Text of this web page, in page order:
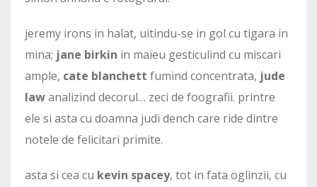
jeremy irons in halat, uitindu-se in gol cu tigara in
mina; jane birkin in maieu gesticulind cu miscari
ample, cate blanchett fumind concentrata, jude
lawanalizind decorul… zeci de foografii. printre
ele si asta cu doamna judi dench care ride dintre
notele de felicitari primite.
asta si cea cu kevin spacey, tot in fata oglinzii, cu